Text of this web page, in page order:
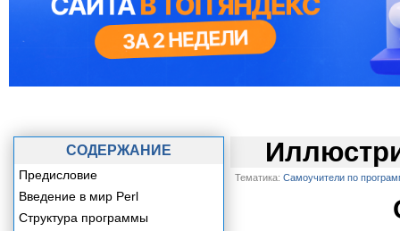
Тематика: Самоучители по
СОДЕРЖАНИЕ
Предисловие
Введение в мир Perl
Структура программы